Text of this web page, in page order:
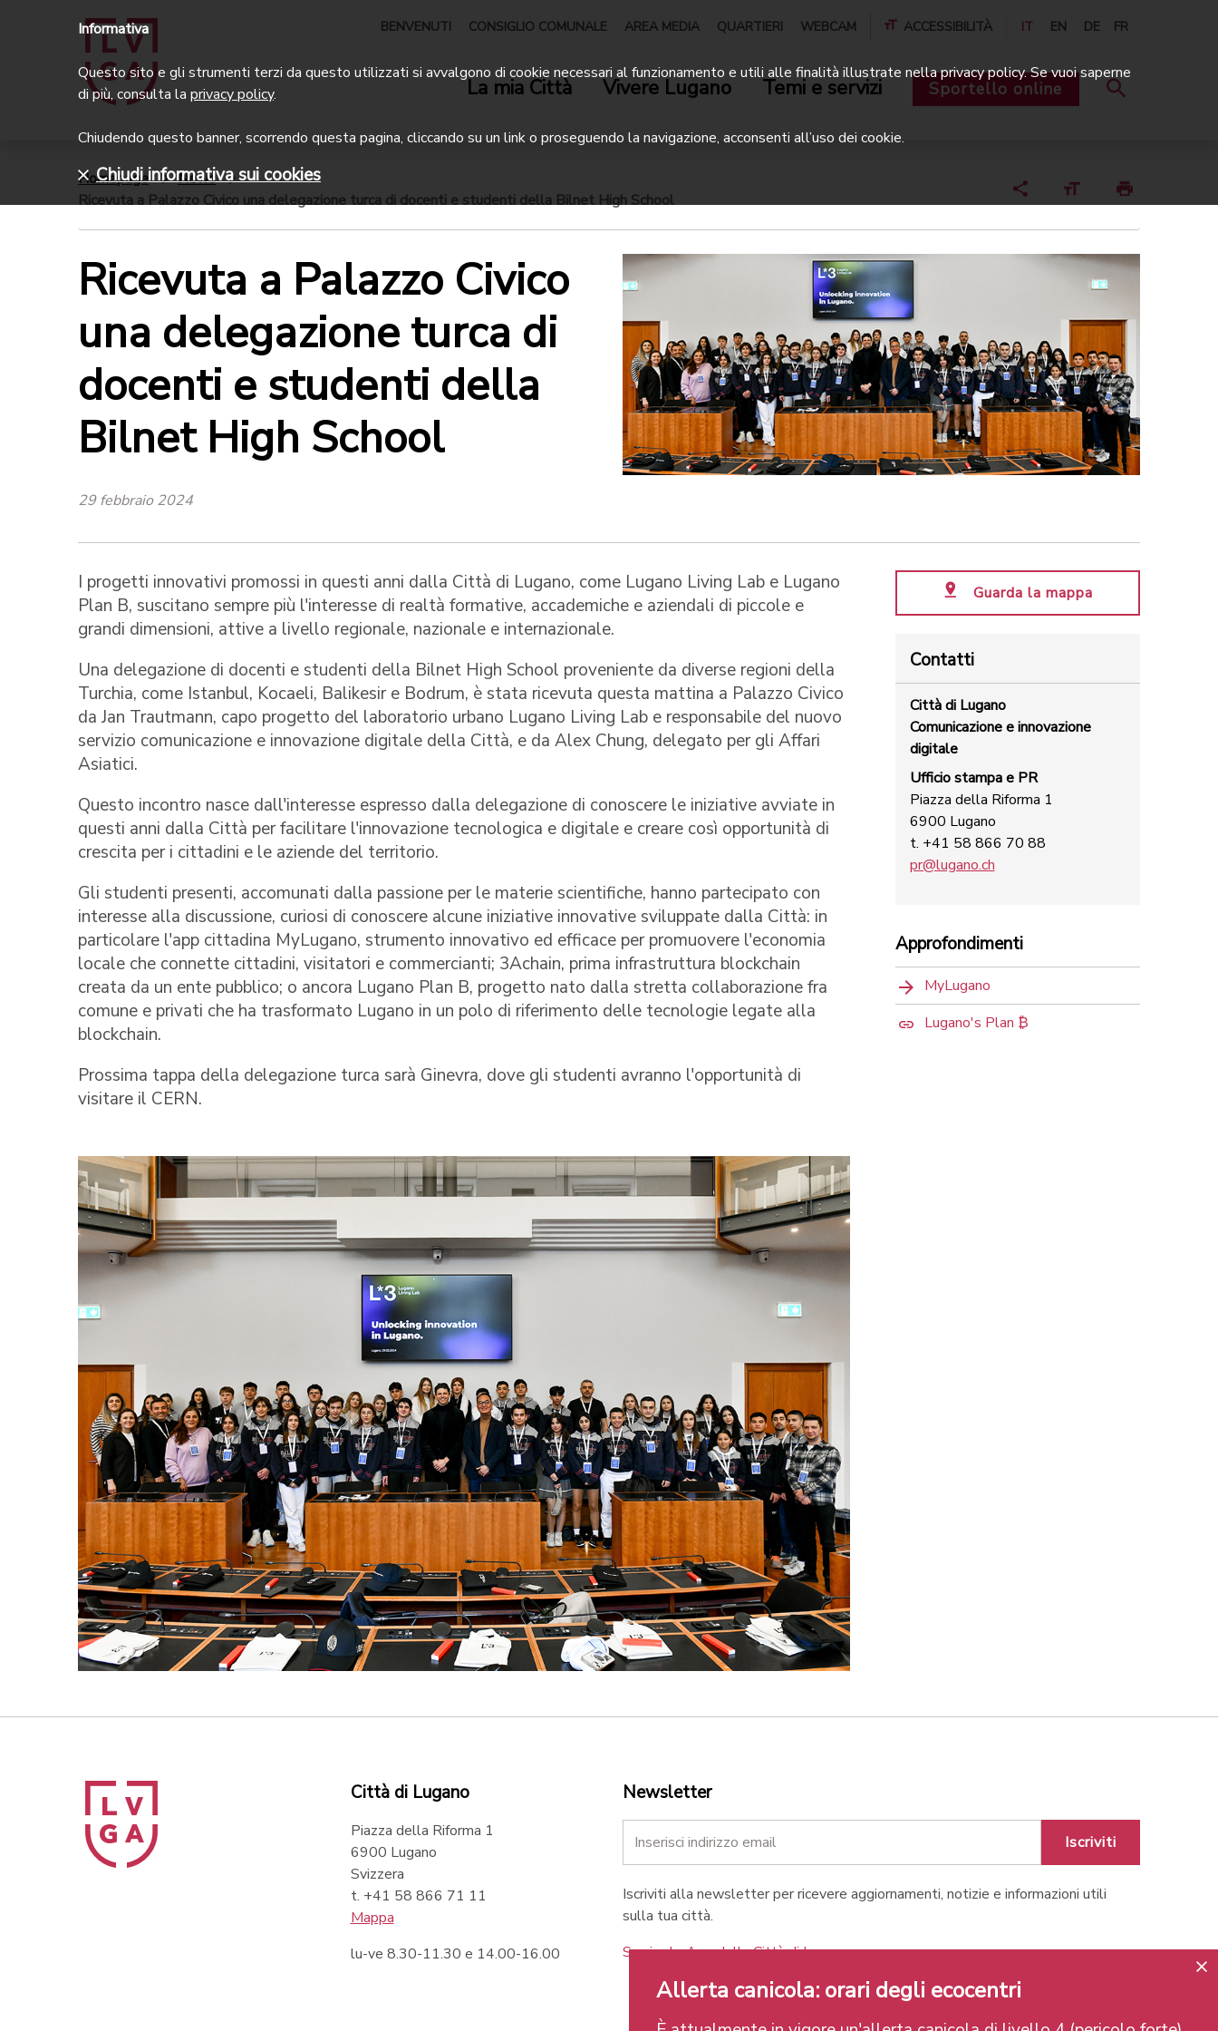
BENVENUTI CONSIGLIO COMUNALE AREA MEDIA QUARTIERI WEBCAM ACCESSIBILITÀ IT EN DE FR
La mia Città Vivere Lugano Temi e servizi Sportello online
Homepage
News
Ricevuta a Palazzo Civico una delegazione turca di docenti e studenti della Bilnet High School
Ricevuta a Palazzo Civico
una delegazione turca di
docenti e studenti della
Bilnet High School
29 febbraio 2024
I progetti innovativi promossi in questi anni dalla Città di Lugano, come Lugano Living Lab e Lugano
Plan B, suscitano sempre più l'interesse di realtà formative, accademiche e aziendali di piccole e
grandi dimensioni, attive a livello regionale, nazionale e internazionale.
Una delegazione di docenti e studenti della Bilnet High School proveniente da diverse regioni della
Turchia, come Istanbul, Kocaeli, Balikesir e Bodrum, è stata ricevuta questa mattina a Palazzo Civico
da Jan Trautmann, capo progetto del laboratorio urbano Lugano Living Lab e responsabile del nuovo
servizio comunicazione e innovazione digitale della Città, e da Alex Chung, delegato per gli Affari
Asiatici.
Questo incontro nasce dall'interesse espresso dalla delegazione di conoscere le iniziative avviate in
questi anni dalla Città per facilitare l'innovazione tecnologica e digitale e creare così opportunità di
crescita per i cittadini e le aziende del territorio.
Gli studenti presenti, accomunati dalla passione per le materie scientifiche, hanno partecipato con
interesse alla discussione, curiosi di conoscere alcune iniziative innovative sviluppate dalla Città: in
particolare l'app cittadina MyLugano, strumento innovativo ed efficace per promuovere l'economia
locale che connette cittadini, visitatori e commercianti; 3Achain, prima infrastruttura blockchain
creata da un ente pubblico; o ancora Lugano Plan B, progetto nato dalla stretta collaborazione fra
comune e privati che ha trasformato Lugano in un polo di riferimento delle tecnologie legate alla
blockchain.
Prossima tappa della delegazione turca sarà Ginevra, dove gli studenti avranno l'opportunità di
visitare il CERN.
Guarda la mappa
Contatti
Città di Lugano
Comunicazione e innovazione
digitale
Ufficio stampa e PR
Piazza della Riforma 1
6900 Lugano
t. +41 58 866 70 88
pr@lugano.ch
Approfondimenti
MyLugano
Lugano's Plan ₿
Città di Lugano
Piazza della Riforma 1
6900 Lugano
Svizzera
t. +41 58 866 71 11
Mappa
lu-ve 8.30-11.30 e 14.00-16.00
Newsletter
Iscriviti
Iscriviti alla newsletter per ricevere aggiornamenti, notizie e informazioni utili
sulla tua città.
Scarica le App della Città di Lugano
Allerta canicola: orari degli ecocentri
Informativa
Questo sito e gli strumenti terzi da questo utilizzati si avvalgono di cookie necessari al funzionamento e utili alle finalità illustrate nella privacy policy. Se vuoi saperne
di più, consulta la privacy policy.
Chiudendo questo banner, scorrendo questa pagina, cliccando su un link o proseguendo la navigazione, acconsenti all’uso dei cookie.
Chiudi informativa sui cookies